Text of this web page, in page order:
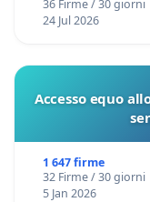
36 Firme / 30 giorni
24 Jul 2026
Accesso equo
1 647 firme
32 Firme / 30 giorni
5 Jan 2026